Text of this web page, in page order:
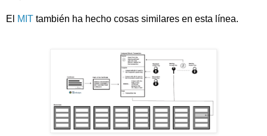
El MIT también ha hecho cosas similares en esta línea.